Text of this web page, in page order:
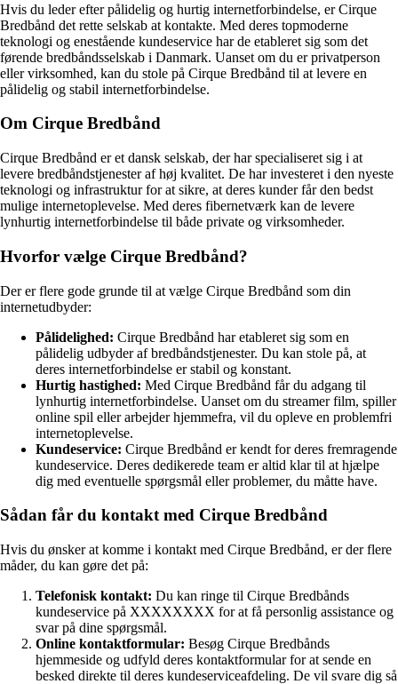
Hvis du leder efter pålidelig og hurtig internetforbindelse, er Cirque
Bredbånd det rette selskab at kontakte. Med deres topmoderne
teknologi og enestående kundeservice har de etableret sig som det
førende bredbåndsselskab i Danmark. Uanset om du er privatperson
eller virksomhed, kan du stole på Cirque Bredbånd til at levere en
pålidelig og stabil internetforbindelse.
Om Cirque Bredbånd
Cirque Bredbånd er et dansk selskab, der har specialiseret sig i at
levere bredbåndstjenester af høj kvalitet. De har investeret i den nyeste
teknologi og infrastruktur for at sikre, at deres kunder får den bedst
mulige internetoplevelse. Med deres fibernetværk kan de levere
lynhurtig internetforbindelse til både private og virksomheder.
Hvorfor vælge Cirque Bredbånd?
Der er flere gode grunde til at vælge Cirque Bredbånd som din
internetudbyder:
Pålidelighed: Cirque Bredbånd har etableret sig som en
pålidelig udbyder af bredbåndstjenester. Du kan stole på, at
deres internetforbindelse er stabil og konstant.
Hurtig hastighed: Med Cirque Bredbånd får du adgang til
lynhurtig internetforbindelse. Uanset om du streamer film, spiller
online spil eller arbejder hjemmefra, vil du opleve en problemfri
internetoplevelse.
Kundeservice: Cirque Bredbånd er kendt for deres fremragende
kundeservice. Deres dedikerede team er altid klar til at hjælpe
dig med eventuelle spørgsmål eller problemer, du måtte have.
Sådan får du kontakt med Cirque Bredbånd
Hvis du ønsker at komme i kontakt med Cirque Bredbånd, er der flere
måder, du kan gøre det på:
Telefonisk kontakt: Du kan ringe til Cirque Bredbånds
kundeservice på XXXXXXXX for at få personlig assistance og
svar på dine spørgsmål.
Online kontaktformular: Besøg Cirque Bredbånds
hjemmeside og udfyld deres kontaktformular for at sende en
besked direkte til deres kundeserviceafdeling. De vil svare dig så